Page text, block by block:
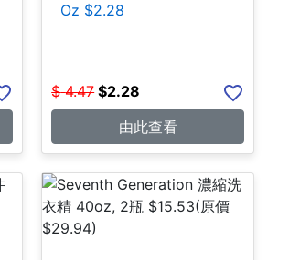
Oz $2.28
$ 4.47 $2.28
由此查看